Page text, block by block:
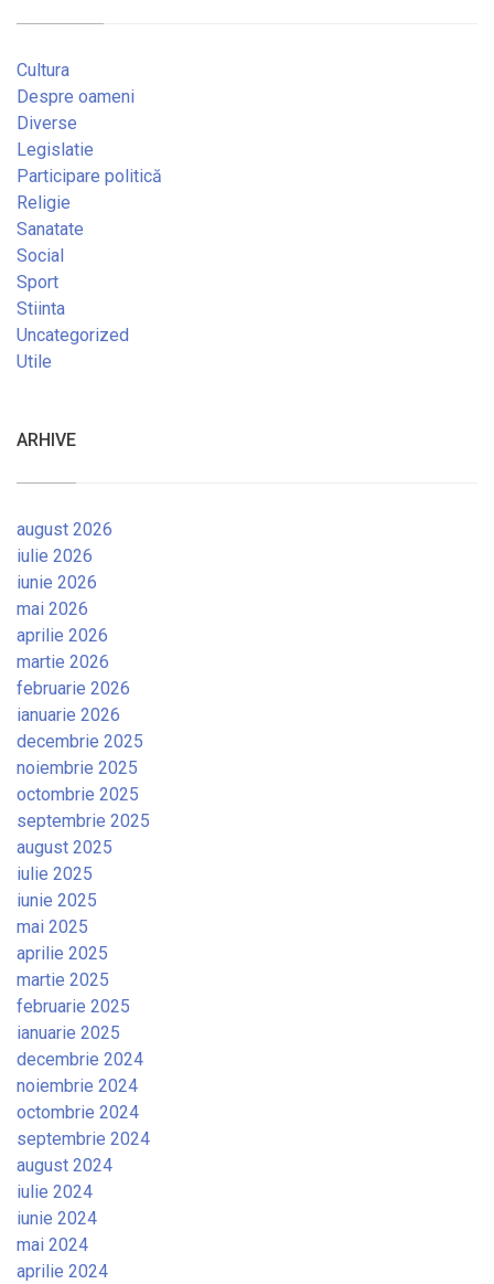
Cultura
Despre oameni
Diverse
Legislatie
Participare politică
Religie
Sanatate
Social
Sport
Stiinta
Uncategorized
Utile
ARHIVE
august 2026
iulie 2026
iunie 2026
mai 2026
aprilie 2026
martie 2026
februarie 2026
ianuarie 2026
decembrie 2025
noiembrie 2025
octombrie 2025
septembrie 2025
august 2025
iulie 2025
iunie 2025
mai 2025
aprilie 2025
martie 2025
februarie 2025
ianuarie 2025
decembrie 2024
noiembrie 2024
octombrie 2024
septembrie 2024
august 2024
iulie 2024
iunie 2024
mai 2024
aprilie 2024